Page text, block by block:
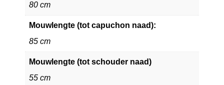
80 cm
Mouwlengte (tot capuchon naad):
85 cm
Mouwlengte (tot schouder naad)
55 cm